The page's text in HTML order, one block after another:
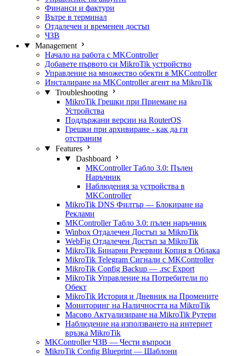
Финанси и фактури
Вътре в терминал
Отдалечен и временен достъп
ЧЗВ
Management
Начало на работа с MKController
Добавете първото си MikroTik устройство
Управление на множество обекти в MKController
Инсталиране на MKController агент на MikroTik
Troubleshooting
MikroTik Грешки при Приемане на
Устройства
Поддържани версии на RouterOS
Грешки при архивиране - как да ги
отстраним
Features
Dashboard
MKController Табло 3.0: Пълен
Наръчник
Наблюдения за устройства в
MKController
MikroTik DNS Филтър — Блокиране на
Реклами
MKController Табло 3.0: пълен наръчник
Winbox Отдалечен Достъп за MikroTik
WebFig Отдалечен Достъп за MikroTik
MikroTik Бинарни Резервни Копия в Облака
MikroTik Telegram Сигнали с MKController
MikroTik Config Backup — .rsc Export
MikroTik Управление на Потребители по
Обект
MikroTik История и Дневник на Промените
Мониторинг на Наличността на MikroTik
Масово Актуализиране на MikroTik Рутери
Наблюдение на използването на интернет
връзка MikroTik
MKController ЧЗВ — Чести въпроси
MikroTik Config Blueprint — Шаблони